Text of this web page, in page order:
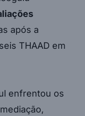
após a
THAAD em
enfrentou os